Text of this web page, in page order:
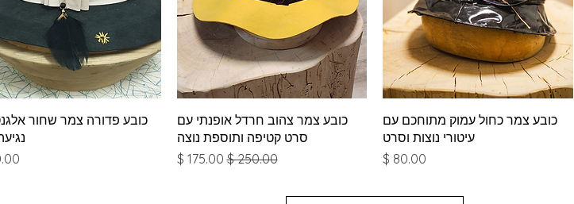
תצוגה מהירה
כובע צמר כחול עמוק מתוחכם עם
עיטורי נוצות וסרט
מחיר
תצוגה מהירה
כובע צמר צהוב חרדל אופנתי עם
סרט קטיפה ותוספת נוצה
מחיר רגיל‏250.00 ‏$ מחיר מבצע
תצוגה מהירה
כובע פדורה צמר שחור